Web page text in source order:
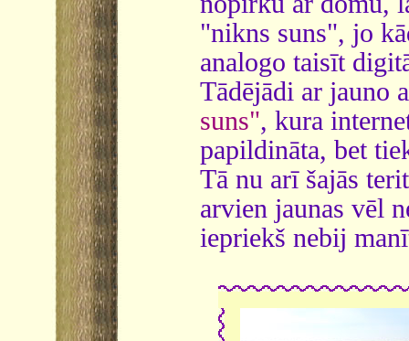
"nikns suns", jo
analogo taisīt
Tādējādi ar jauno
suns", kura
papildināta, bet
Tā nu arī šajās
arvien jaunas vēl
iepriekš nebij